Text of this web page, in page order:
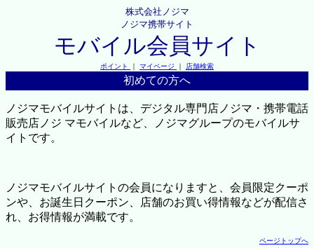
株式会社ノジマ
ノジマ携帯サイト
モバイル会員サイト
ポイント ｜ マイページ ｜ 店舗検索
初めての方へ
ノジマモバイルサイトは、デジタル専門店ノジマ・携帯電話
販売店ノジ マモバイルなど、ノジマグループのモバイルサ
イトです。
ノジマモバイルサイトの会員になりますと、会員限定クーポ
ンや、お誕生日クーポン、店舗のお買い得情報などが配信さ
れ、お得情報が満載です。
ページトップへ